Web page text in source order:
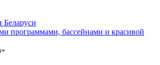
Беларуси
программами, бассейнами и красивой